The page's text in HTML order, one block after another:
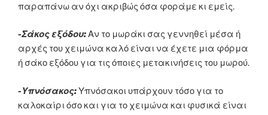
παραπάνω αν όχι ακριβώς όσα φοράμε κι εμείς.
-Σάκος εξόδου:Αν το μωράκι σας γεννηθεί μέσα ή
αρχές του χειμώνα καλό είναι να έχετε μια φόρμα
ή σάκο εξόδου για τις όποιες μετακινήσεις του μωρού.
-Υπνόσακος:Υπνόσακοι υπάρχουν τόσο για το
καλοκαίρι όσο και για το χειμώνα και φυσικά είναι